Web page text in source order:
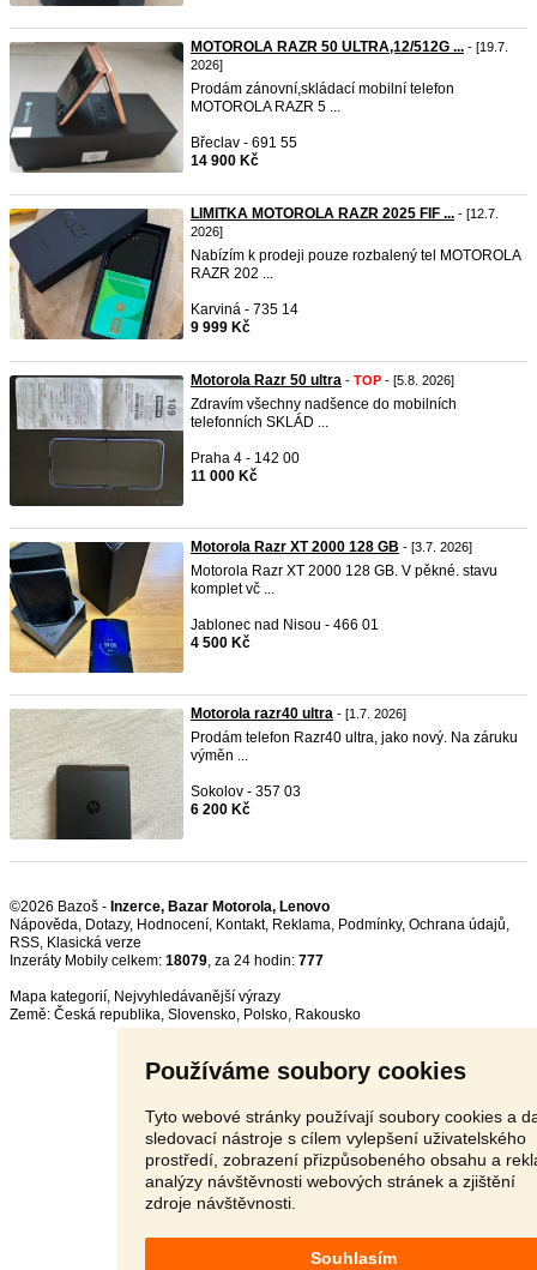
Používáme soubory cookies
Tyto webové stránky používají soubory cookies a
sledovací nástroje s cílem vylepšení uživatelského
prostředí, zobrazení přizpůsobeného obsahu a
analýzy návštěvnosti webových stránek a zjištění
zdroje návštěvnosti.
Souhlasím
MOTOROLA RAZR 50 ULTRA,12/512G ... - [19.7.
2026]
Prodám zánovní,skládací mobilní telefon
MOTOROLA RAZR 5 ...
Břeclav - 691 55
14 900 Kč
LIMITKA MOTOROLA RAZR 2025 FIF ... - [12.7.
2026]
Nabízím k prodeji pouze rozbalený tel MOTOROLA
RAZR 202 ...
Karviná - 735 14
9 999 Kč
Motorola Razr 50 ultra - TOP - [5.8. 2026]
Zdravím všechny nadšence do mobilních
telefonních SKLÁD ...
Praha 4 - 142 00
11 000 Kč
Motorola Razr XT 2000 128 GB - [3.7. 2026]
Motorola Razr XT 2000 128 GB. V pěkné. stavu
komplet vč ...
Jablonec nad Nisou - 466 01
4 500 Kč
Motorola razr40 ultra - [1.7. 2026]
Prodám telefon Razr40 ultra, jako nový. Na záruku
výměn ...
Sokolov - 357 03
6 200 Kč
©2026 Bazoš - Inzerce, Bazar Motorola, Lenovo
Nápověda, Dotazy, Hodnocení, Kontakt, Reklama, Podmínky, Ochrana údajů,
RSS,
Inzeráty Mobily celkem: 18079, za 24 hodin: 777
Mapa kategorií, Nejvyhledávanější výrazy
Země: Česká republika, Slovensko, Polsko, Rakousko